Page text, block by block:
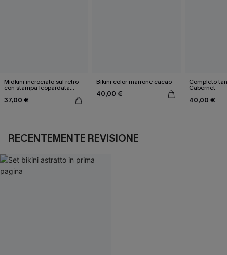
Midkini incrociato sul retro
con stampa leopardata
37,00 €
Bikini color marrone cacao
40,00 €
Completo
Cabernet
40,00 €
RECENTEMENTE REVISIONE